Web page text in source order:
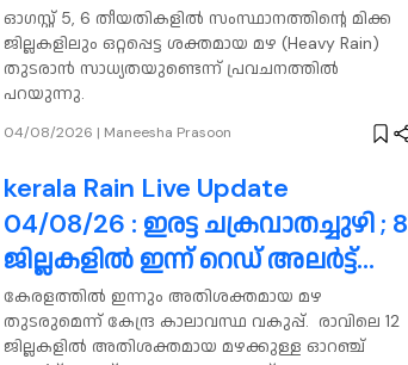
ഓഗസ്റ്റ് 5, 6 തീയതികളിൽ സംസ്ഥാനത്തിന്റെ മിക്ക
ജില്ലകളിലും ഒറ്റപ്പെട്ട ശക്തമായ മഴ (Heavy Rain)
തുടരാൻ സാധ്യതയുണ്ടെന്ന് പ്രവചനത്തിൽ
പറയുന്നു.
04/08/2026 | Maneesha Prasoon
kerala Rain Live Update
04/08/26 : ഇരട്ട ചക്രവാതച്ചുഴി ; 8
ജില്ലകളിൽ ഇന്ന് റെഡ് അലർട്ട്
പ്രഖ്യാപിച്ചു, വയനാട്, ആലപ്പുഴ
ജില്ലകളിൽ നാളെ അവധി
കേരളത്തിൽ ഇന്നും അതിശക്തമായ മഴ
തുടരുമെന്ന് കേന്ദ്ര കാലാവസ്ഥ വകുപ്പ്. രാവിലെ 12
ജില്ലകളിൽ അതിശക്തമായ മഴക്കുള്ള ഓറഞ്ച്